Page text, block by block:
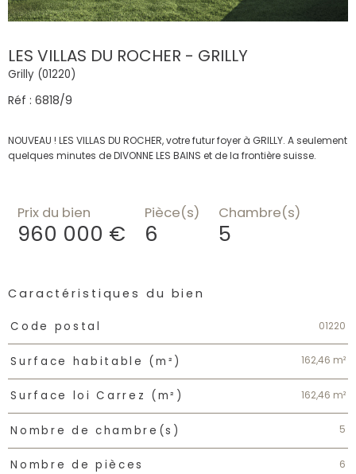
LES VILLAS DU ROCHER - GRILLY
Grilly (01220)
Réf : 6818/9
NOUVEAU ! LES VILLAS DU ROCHER, votre futur foyer à GRILLY. A seulement
quelques minutes de DIVONNE LES BAINS et de la frontière suisse.
Prix du bien
960 000 €
Pièce(s)
6
Chambre(s)
5
Caractéristiques du bien
Caractéristiques Valeurs
Code postal 01220
Surface habitable (m²) 162,46 m²
Surface loi Carrez (m²) 162,46 m²
Nombre de chambre(s) 5
Nombre de pièces 6